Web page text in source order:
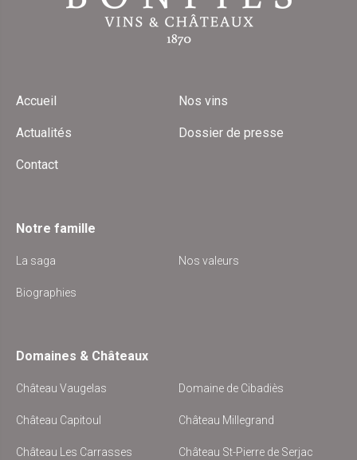
Accueil Nos vins
Actualités Dossier de presse
Contact
Notre famille
La saga Nos valeurs
Biographies
Domaines & Châteaux
Château Vaugelas Domaine de Cibadiès
Château Capitoul Château Millegrand
Château Les Carrasses Château St-Pierre de Serjac